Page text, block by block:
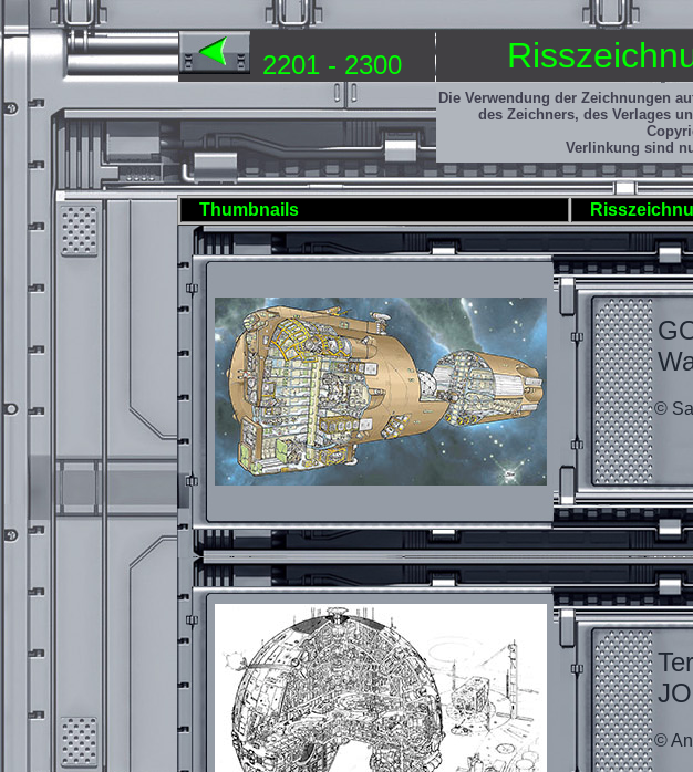
2201 - 2300
Die Verwendung der Zeichnungen
des Zeichners, des Verlages
Verlinkung sind
Thumbnails
©
©